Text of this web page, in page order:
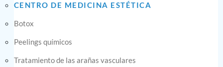
CENTRO DE MEDICINA ESTÉTICA
Botox
Peelings químicos
Tratamiento de las arañas vasculares